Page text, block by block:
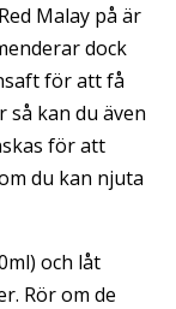
Malay på är
dock
för att få
så kan du även
för att
du kan njuta
och låt
Rör om de